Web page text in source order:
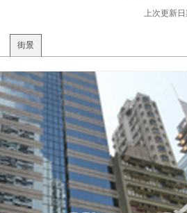
上次更新日
街景